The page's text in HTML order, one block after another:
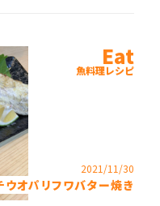
2021/11/30
ウオパリフワバター焼き
Eat
魚料理レシピ